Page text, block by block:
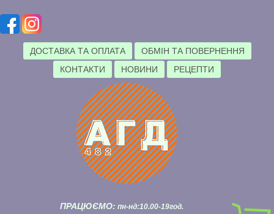
ДОСТАВКА ТА ОПЛАТА
ОБМІН ТА ПОВЕРНЕННЯ
КОНТАКТИ
НОВИНИ РЕЦЕПТИ
ПРАЦЮЄМО: пн-нд:10.00-19год.